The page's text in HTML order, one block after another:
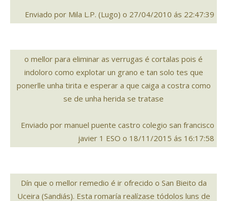
Enviado por Mila L.P. (Lugo) o 27/04/2010 ás 22:47:39
o mellor para eliminar as verrugas é cortalas pois é
indoloro como explotar un grano e tan solo tes que
ponerlle unha tirita e esperar a que caiga a costra como
se de unha herida se tratase
Enviado por manuel puente castro colegio san francisco
javier 1 ESO o 18/11/2015 ás 16:17:58
Dín que o mellor remedio é ir ofrecido o San Bieito da
Uceira (Sandiás). Esta romaría realízase tódolos luns de